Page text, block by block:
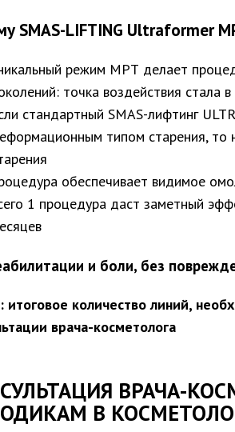
SMAS-LIFTING Ultraformer
режим МРТ делает
точка воздействия стала
стандартный SMAS-лифтинг
типом старения, то
обеспечивает видимое
1 процедура даст заметный
и боли, без
итоговое количество линий,
врача-косметолога
ВРАЧА-
В